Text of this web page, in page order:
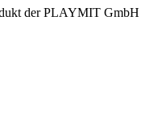
der PLAYMIT GmbH